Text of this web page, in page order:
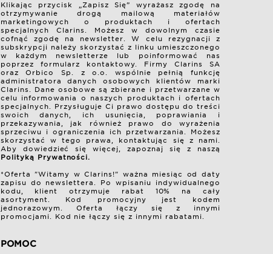
Klikając przycisk „Zapisz Się” wyrażasz zgodę na
otrzymywanie drogą mailową materiałów
marketingowych o produktach i ofertach
specjalnych Clarins. Możesz w dowolnym czasie
cofnąć zgodę na newsletter. W celu rezygnacji z
subskrypcji należy skorzystać z linku umieszczonego
w każdym newsletterze lub poinformować nas
poprzez formularz kontaktowy. Firmy Clarins SA
oraz Orbico Sp. z o.o. wspólnie pełnią funkcję
administratora danych osobowych klientów marki
Clarins. Dane osobowe są zbierane i przetwarzane w
celu informowania o naszych produktach i ofertach
specjalnych. Przysługuje Ci prawo dostępu do treści
swoich danych, ich usunięcia, poprawiania i
przekazywania, jak również prawo do wyrażenia
sprzeciwu i ograniczenia ich przetwarzania. Możesz
skorzystać w tego prawa, kontaktując się z nami.
Aby dowiedzieć się więcej, zapoznaj się z naszą
Polityką Prywatności.
*Oferta "Witamy w Clarins!" ważna miesiąc od daty
zapisu do newslettera. Po wpisaniu indywidualnego
kodu, klient otrzymuje rabat 10% na cały
asortyment. Kod promocyjny jest kodem
jednorazowym. Oferta łączy się z innymi
promocjami. Kod nie łączy się z innymi rabatami.
POMOC